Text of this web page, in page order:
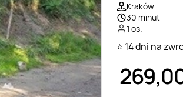
Kraków
30 minut
1 os.
⭐ 14 dni na